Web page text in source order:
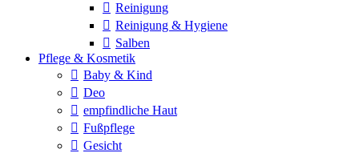
Reinigung
Reinigung & Hygiene
Salben
Pflege & Kosmetik
Baby & Kind
Deo
empfindliche Haut
Fußpflege
Gesicht